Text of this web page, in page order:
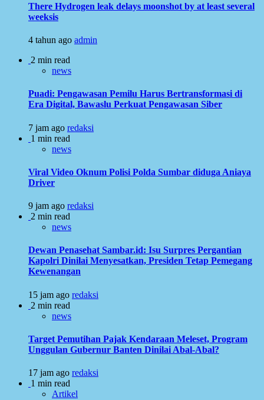
There Hydrogen leak delays moonshot by at least several
weeksis
4 tahun ago admin
2 min read
news
Puadi: Pengawasan Pemilu Harus Bertransformasi di
Era Digital, Bawaslu Perkuat Pengawasan Siber
7 jam ago redaksi
1 min read
news
Viral Video Oknum Polisi Polda Sumbar diduga Aniaya
Driver
9 jam ago redaksi
2 min read
news
Dewan Penasehat Sambar.id: Isu Surpres Pergantian
Kapolri Dinilai Menyesatkan, Presiden Tetap Pemegang
Kewenangan
15 jam ago redaksi
2 min read
news
Target Pemutihan Pajak Kendaraan Meleset, Program
Unggulan Gubernur Banten Dinilai Abal-Abal?
17 jam ago redaksi
1 min read
Artikel